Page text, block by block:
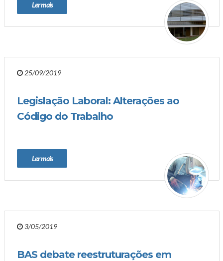
Ler mais
25/09/2019
Legislação Laboral: Alterações ao
Código do Trabalho
Ler mais
3/05/2019
BAS debate reestruturações em